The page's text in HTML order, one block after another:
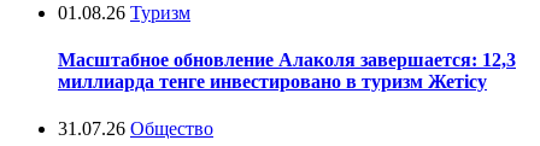
01.08.26 Туризм
Масштабное обновление Алаколя завершается: 12,3
миллиарда тенге инвестировано в туризм Жетісу
31.07.26 Общество